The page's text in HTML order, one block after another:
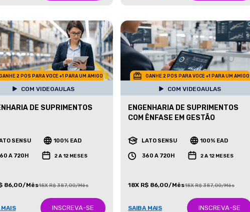
2 POS PARA VOCE +1 PARA UM AMIGO
COM VIDEOAULAS
DE SUPRIMENTOS
SENSU 100% EAD
A 720H 2 A 12 MESES
86,00/Mês18X R$ 387,00/Mês
MAIS INSCREVA-SE
GANHE 2 POS PARA VOCE +1 PARA UM AMIGO
COM VIDEOAULAS
ENGENHARIA DE SUPRIMENTOS
COM ÊNFASE EM GESTÃO
LATO SENSU 100% EAD
360 A 720H 2 A 12 MESES
18X R$ 86,00/Mês18X R$ 387,00/Mês
SAIBA MAIS INSCREVA-SE